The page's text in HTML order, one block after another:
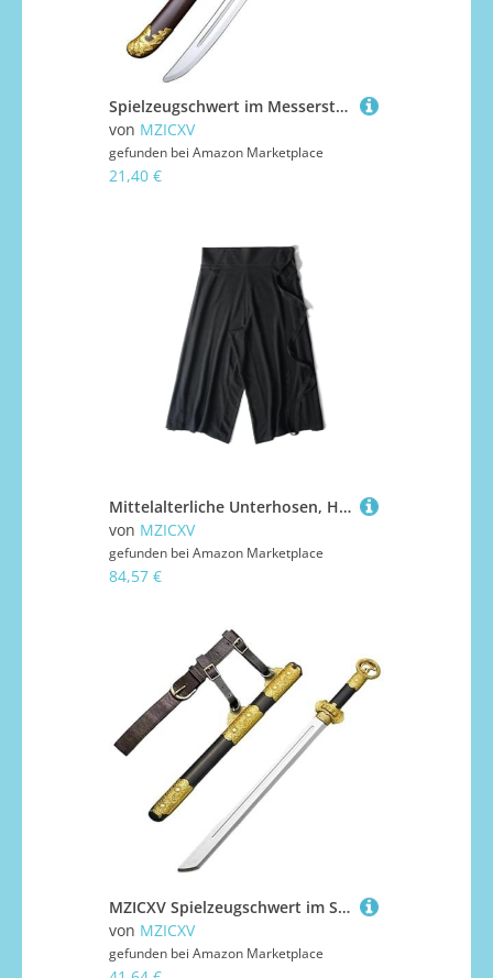
Spielzeugschwert im Messerstil, 66 cm, sichere Cosplay-Requisite aus PU-Kunststoff, Säbel der kaiserlichen Garde der Ming-Dynastie for Kostüme und Bühnenauftritte von Kindern und Erwachsenen(E)
von MZICXV
gefunden bei Amazon Marketplace
21,40 €
Mittelalterliche Unterhosen, Hanfu-Rockhose aus Tencel-Mischgewebe, Hakama mit weitem Bein for Männer und Frauen, weiche, lockere Freizeithose for Kung Fu Tai Chi-Bühnenauftritte(M)
von MZICXV
gefunden bei Amazon Marketplace
84,57 €
MZICXV Spielzeugschwert im Stil der Tang-Dynastie for, 66 cm langes chinesisches Breitschwert mit goldener Scheide und Gürtel, sicheres Requisit aus PU-Kunststoff for(C)
von MZICXV
gefunden bei Amazon Marketplace